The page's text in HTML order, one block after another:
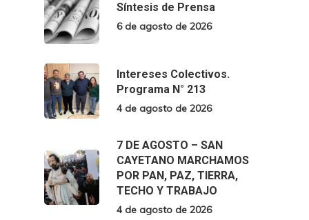
Síntesis de Prensa
6 de agosto de 2026
Intereses Colectivos.
Programa N° 213
4 de agosto de 2026
7 DE AGOSTO – SAN
CAYETANO MARCHAMOS
POR PAN, PAZ, TIERRA,
TECHO Y TRABAJO
4 de agosto de 2026